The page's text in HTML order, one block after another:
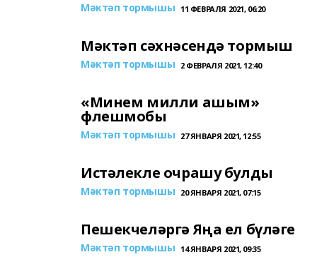
Мәктәп тормышы 11 ФЕВРАЛЯ 2021, 06:20
Мәктәп сәхнәсендә тормыш
Мәктәп тормышы 2 ФЕВРАЛЯ 2021, 12:40
«Минем милли ашым»
флешмобы
Мәктәп тормышы 27 ЯНВАРЯ 2021, 12:55
Истәлекле очрашу булды
Мәктәп тормышы 20 ЯНВАРЯ 2021, 07:15
Пешекчеләргә Яңа ел бүләге
Мәктәп тормышы 14 ЯНВАРЯ 2021, 09:35